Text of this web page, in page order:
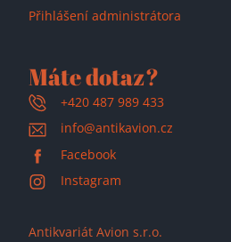
Přihlášení administrátora
Máte dotaz?
+420 487 989 433
info@antikavion.cz
Facebook
Instagram
Antikvariát Avion s.r.o.